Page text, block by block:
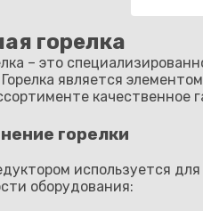
горелка
– это
является
качественное
горелки
используется
оборудования: